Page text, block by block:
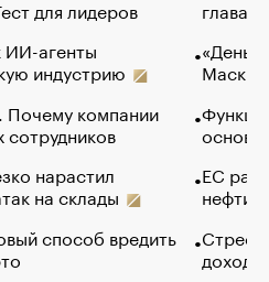
для лидеров
ИИ-агенты
индустрию
Почему компании
сотрудников
нарастил
на склады
способ вредить
глава
Маск в
основ
ЕС
нефти